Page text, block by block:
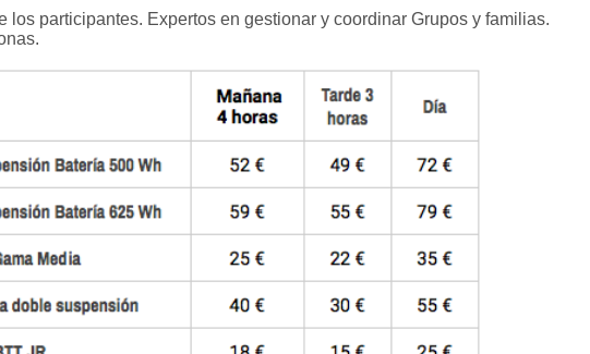
los participantes. Expertos en gestionar y coordinar Grupos y familias.